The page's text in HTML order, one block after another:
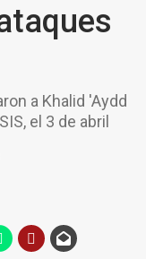
a Khalid 'Aydd
el 3 de abril